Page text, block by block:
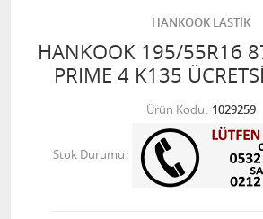
HANKOOK LASTİK
HANKOOK 195/55R16
PRIME 4 K135
Ürün Kodu 1029259
Stok Durumu